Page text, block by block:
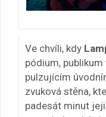
Ve chvíli, kdy
pódium,
pulzujícím
zvuková stěna,
padesát minut